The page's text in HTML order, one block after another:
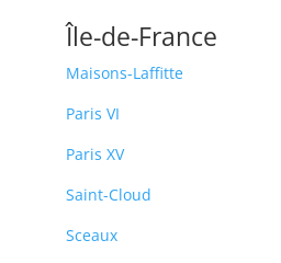
Île-de-France
Maisons-Laffitte
Paris VI
Paris XV
Saint-Cloud
Sceaux